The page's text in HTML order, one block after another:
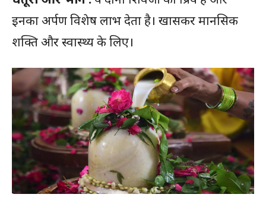
इनका अर्पण विशेष लाभ देता है। खासकर मानसिक
शक्ति और स्वास्थ्य के लिए।